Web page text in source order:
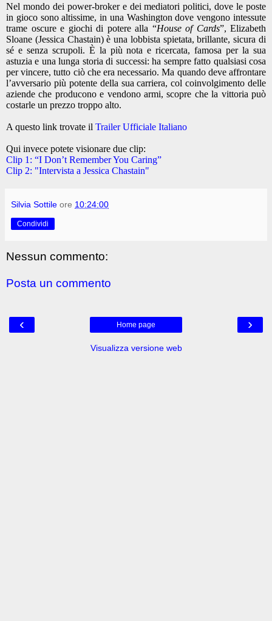
Nel mondo dei power-broker e dei mediatori politici, dove le poste
in gioco sono altissime, in una Washington dove vengono intessute
trame oscure e giochi di potere alla “House of Cards”, Elizabeth
Sloane (Jessica Chastain) è una lobbista spietata, brillante, sicura di
sé e senza scrupoli. È la più nota e ricercata, famosa per la sua
astuzia e una lunga storia di successi: ha sempre fatto qualsiasi cosa
per vincere, tutto ciò che era necessario. Ma quando deve affrontare
l’avversario più potente della sua carriera, col coinvolgimento delle
aziende che producono e vendono armi, scopre che la vittoria può
costarle un prezzo troppo alto.
A questo link trovate il Trailer Ufficiale Italiano
Qui invece potete visionare due clip:
Clip 1: “I Don’t Remember You Caring”
Clip 2: "Intervista a Jessica Chastain"
Silvia Sottile ore 10:24:00
Condividi
Nessun commento:
Posta un commento
‹ ›
Home page
Visualizza versione web